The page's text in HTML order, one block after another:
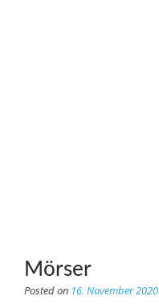
Mörser
Posted on 16. November 2020